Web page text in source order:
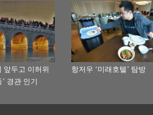
앞두고 이허위
경관 인기
항저우 ‘미래호텔’ 탐방